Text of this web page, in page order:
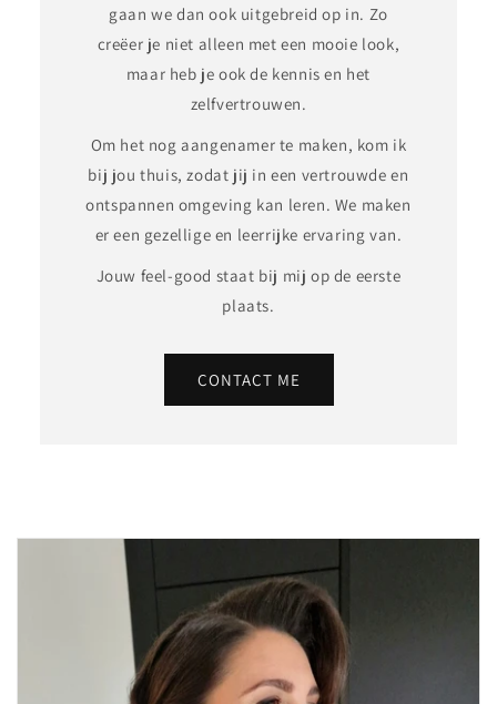
gaan we dan ook uitgebreid op in. Zo
creëer je niet alleen met een mooie look,
maar heb je ook de kennis en het
zelfvertrouwen.
Om het nog aangenamer te maken, kom ik
bij jou thuis, zodat jij in een vertrouwde en
ontspannen omgeving kan leren. We maken
er een gezellige en leerrijke ervaring van.
Jouw feel-good staat bij mij op de eerste
plaats.
CONTACT ME